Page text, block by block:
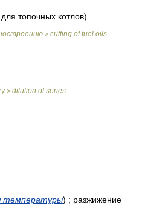
для топочных котлов)
> cutting of fuel oils
> dilution of series
температуры) ; разжижение